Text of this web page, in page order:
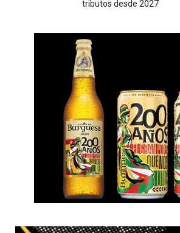
tributos desde 2027